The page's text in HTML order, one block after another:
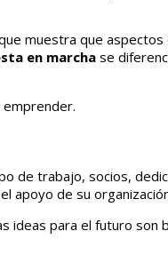
muestra que
en marcha se
de trabajo, socios,
apoyo de su
ideas para el futuro son